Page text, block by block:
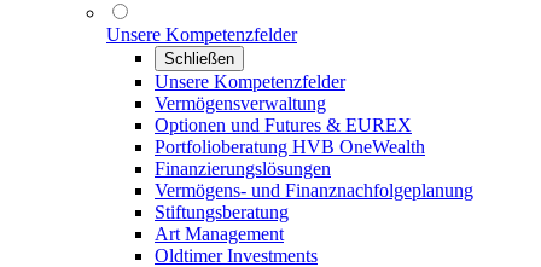
Unsere Kompetenzfelder
Schließen
Unsere Kompetenzfelder
Vermögensverwaltung
Optionen und Futures & EUREX
Portfolioberatung HVB OneWealth
Finanzierungslösungen
Vermögens- und Finanznachfolgeplanung
Stiftungsberatung
Art Management
Oldtimer Investments